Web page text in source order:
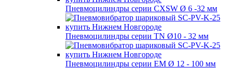
Пневмоцилиндры серии CXSW Ø 6 -32 мм
Пневмоцилиндры серии TN Ø10 - 32 мм
Пневмоцилиндры серии EM Ø 12 - 100 мм